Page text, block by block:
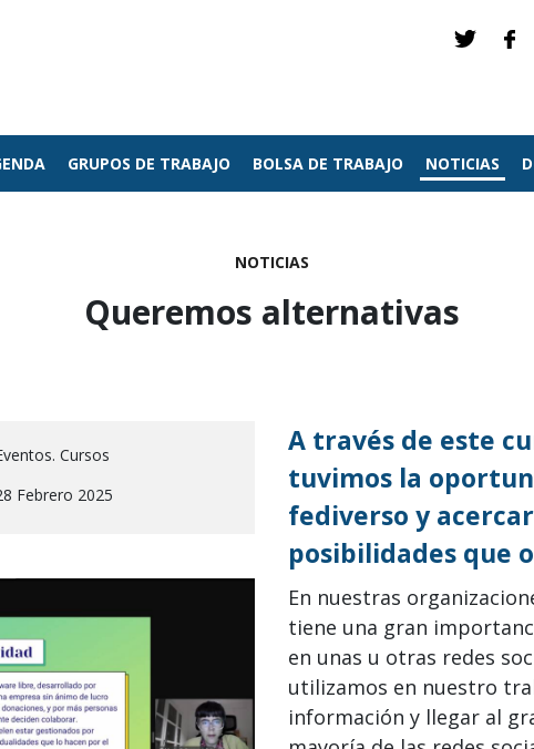
GRUPOS DE TRABAJO BOLSA DE TRABAJO NOTICIAS
NOTICIAS
Queremos alternativas
Cursos
Febrero 2025
A través de este
tuvimos la
fediverso y
posibilidades que
En nuestras
tiene una gran
en unas u otras redes
utilizamos en nuestro
información y llegar al